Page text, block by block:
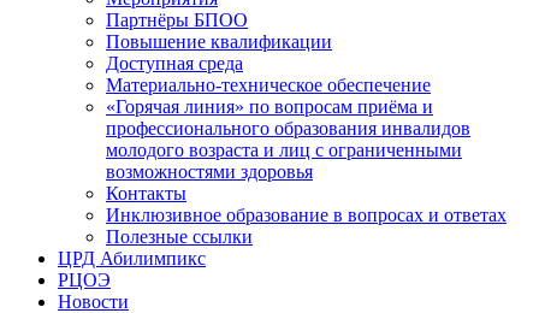
Партнёры БПОО
Повышение квалификации
Доступная среда
Материально-техническое обеспечение
«Горячая линия» по вопросам приёма и
профессионального образования инвалидов
молодого возраста и лиц с ограниченными
возможностями здоровья
Контакты
Инклюзивное образование в вопросах и ответах
Полезные ссылки
ЦРД Абилимпикс
РЦОЭ
Новости